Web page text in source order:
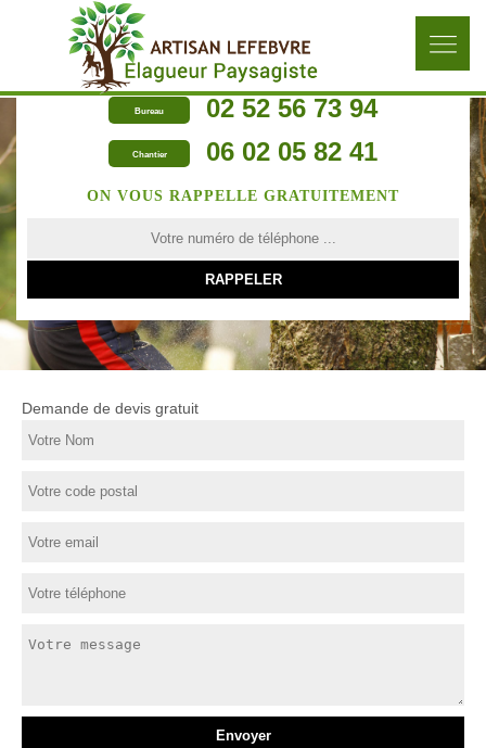
Bureau 02 52 56 73 94
Chantier 06 02 05 82 41
ON VOUS RAPPELLE GRATUITEMENT
Demande de devis gratuit